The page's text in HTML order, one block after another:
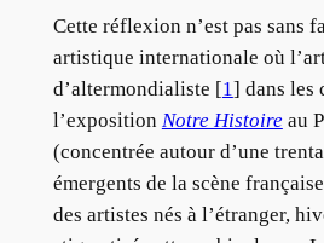
Cette réflexion n’est pas sans
artistique internationale où
d’altermondialiste [1] dans les
l’exposition Notre Histoireau
(concentrée autour d’une
émergents de la scène
des artistes nés à l’étranger,